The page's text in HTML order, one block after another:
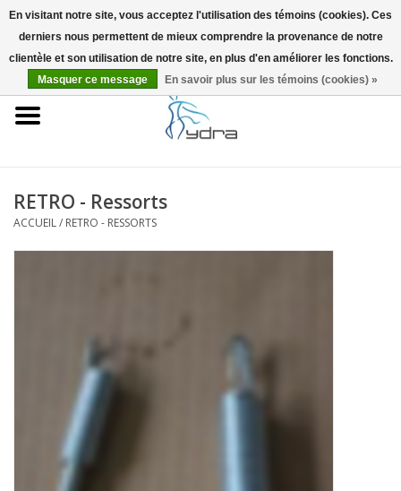
EUR
Accueil
RETRO - Ressorts
ACCUEIL/ RETRO - RESSORTS
En visitant notre site, vous acceptez l'utilisation des témoins (cookies). Ces
derniers nous permettent de mieux comprendre la provenance de notre
clientèle et son utilisation de notre site, en plus d'en améliorer les fonctions.
Masquer ce message
En savoir plus sur les témoins (cookies) »